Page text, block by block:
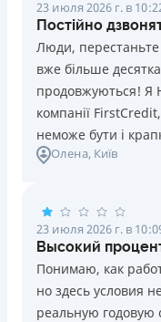
23 июля 2026 г. в
Постійно
Люди,
вже більше
продовжуються! Я
компанії
неможе бути і
Олена, Київ
23 июля 2026 г. в
Высокий
Понимаю, как
но здесь условия
реальную годовую